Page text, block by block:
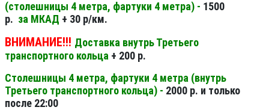
(столешницы 4 метра, фартуки 4 метра) - 1500
р. за МКАД + 30 р/км.
ВНИМАНИЕ!!! Доставка внутрь Третьего
транспортного кольца + 200 р.
Столешницы 4 метра, фартуки 4 метра (внутрь
Третьего транспортного кольца) - 2000 р. и только
после 22:00